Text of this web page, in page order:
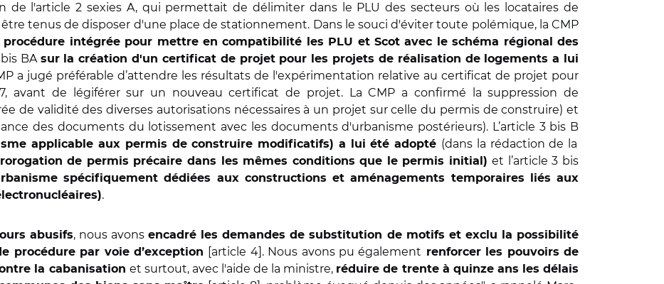
de l'article 2 sexies A, qui permettait de délimiter dans le PLU des secteurs où les locataires de
tenus de disposer d'une place de stationnement. Dans le souci d'éviter toute polémique, la CMP
intégrée pour mettre en compatibilité les PLU et Scot avec le schéma régional des
BA sur la création d'un certificat de projet pour les projets de réalisation de logements a lui
a jugé préférable d’attendre les résultats de l'expérimentation relative au certificat de projet pour
avant de légiférer sur un nouveau certificat de projet. La CMP a confirmé la suppression de
de validité des diverses autorisations nécessaires à un projet sur celle du permis de construire) et
des documents du lotissement avec les documents d'urbanisme postérieurs). L’article 3 bis B
applicable aux permis de construire modificatifs) a lui été adopté (dans la rédaction de la
de permis précaire dans les mêmes conditions que le permis initial)et l’article 3 bis
spécifiquement dédiées aux constructions et aménagements temporaires liés aux
.
abusifs, nous avonsencadré les demandes de substitution de motifs et exclu la possibilité
procédure par voie d’exception
[article 4]. Nous avons pu également renforcer les pouvoirs de
la cabanisation et surtout, avec l'aide de la ministre, réduire de trente à quinze ans les délais